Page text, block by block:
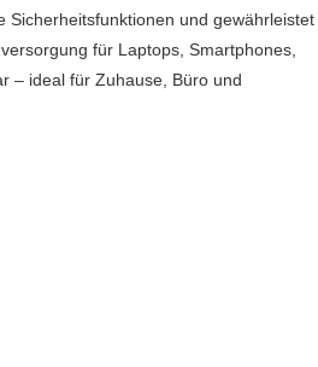
Sicherheitsfunktionen und gewährleistet
für Laptops, Smartphones,
– ideal für Zuhause, Büro und